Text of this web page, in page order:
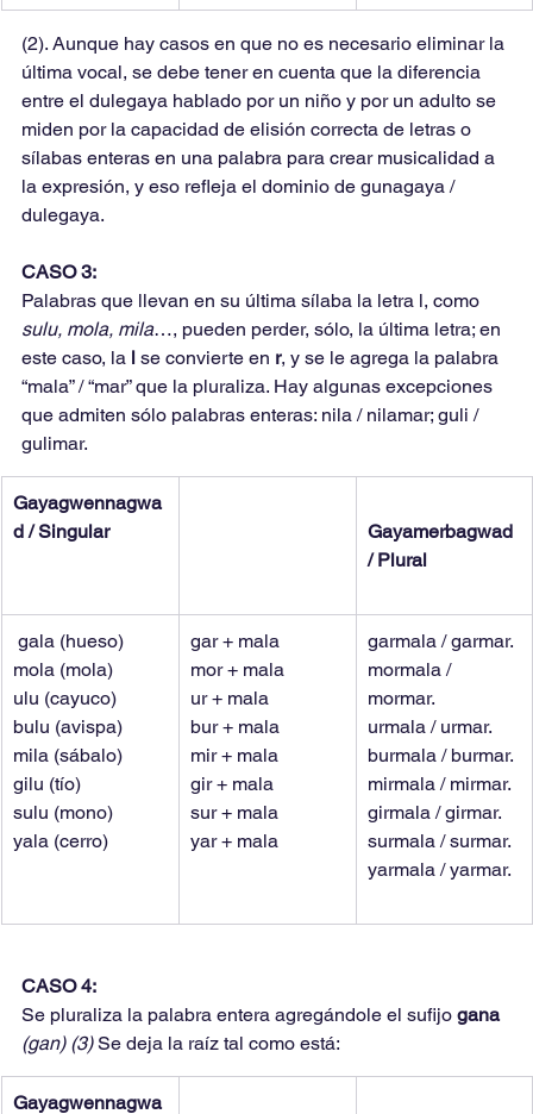
(2). Aunque hay casos en que no es necesario eliminar la
última vocal, se debe tener en cuenta que la diferencia
entre el dulegaya hablado por un niño y por un adulto se
miden por la capacidad de elisión correcta de letras o
sílabas enteras en una palabra para crear musicalidad a
la expresión, y eso refleja el dominio de gunagaya /
dulegaya.
CASO 3:
Palabras que llevan en su última sílaba la letra l, como
sulu, mola, mila…, pueden perder, sólo, la última letra; en
este caso, la l se convierte en r, y se le agrega la palabra
“mala” / “mar” que la pluraliza. Hay algunas excepciones
que admiten sólo palabras enteras: nila / nilamar; guli /
gulimar.
Gayagwennagwa
d / Singular
Gayamerbagwad
/ Plural
gala (hueso)
mola (mola)
ulu (cayuco)
bulu (avispa)
mila (sábalo)
gilu (tío)
sulu (mono)
yala (cerro)
gar + mala
mor + mala
ur + mala
bur + mala
mir + mala
gir + mala
sur + mala
yar + mala
garmala / garmar.
mormala /
mormar.
urmala / urmar.
burmala / burmar.
mirmala / mirmar.
girmala / girmar.
surmala / surmar.
yarmala / yarmar.
CASO 4:
Se pluraliza la palabra entera agregándole el sufijo gana
(gan) (3) Se deja la raíz tal como está:
Gayagwennagwa